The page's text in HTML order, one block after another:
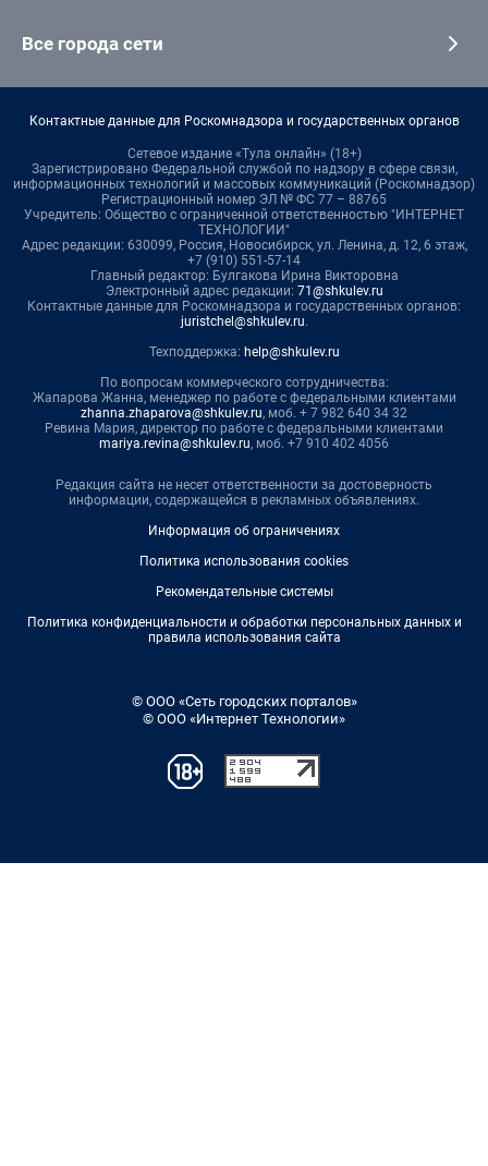
Все города сети
Контактные данные для Роскомнадзора и государственных органов
Сетевое издание «Тула онлайн» (18+)
Зарегистрировано Федеральной службой по надзору в сфере связи,
информационных технологий и массовых коммуникаций (Роскомнадзор)
Регистрационный номер ЭЛ № ФС 77 – 88765
Учредитель: Общество с ограниченной ответственностью "ИНТЕРНЕТ
ТЕХНОЛОГИИ"
Адрес редакции: 630099, Россия, Новосибирск, ул. Ленина, д. 12, 6 этаж,
+7 (910) 551-57-14
Главный редактор: Булгакова Ирина Викторовна
Электронный адрес редакции: 71@shkulev.ru
Контактные данные для Роскомнадзора и государственных органов:
juristchel@shkulev.ru.
Техподдержка: help@shkulev.ru
По вопросам коммерческого сотрудничества:
Жапарова Жанна, менеджер по работе с федеральными клиентами
zhanna.zhaparova@shkulev.ru, моб. + 7 982 640 34 32
Ревина Мария, директор по работе с федеральными клиентами
mariya.revina@shkulev.ru, моб. +7 910 402 4056
Редакция сайта не несет ответственности за достоверность
информации, содержащейся в рекламных объявлениях.
Информация об ограничениях
Политика использования cookies
Рекомендательные системы
Политика конфиденциальности и обработки персональных данных и
правила использования сайта
© ООО «Сеть городских порталов»
© ООО «Интернет Технологии»